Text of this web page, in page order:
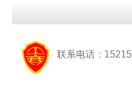
联系电话：